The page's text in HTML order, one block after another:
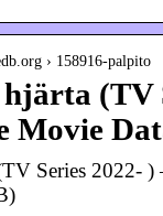
› 158916-palpito
(TV
Movie
Series 2022-